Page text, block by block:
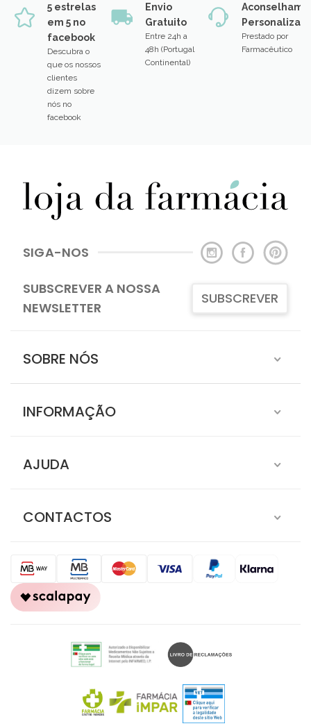
5 estrelas
em 5 no
facebook
Descubra o
que os nossos
clientes
dizem sobre
nós no
facebook
Envio
Gratuito
Entre 24h a
48h (Portugal
Continental)
Prestado por
Farmacêutico
SIGA-NOS
SUBSCREVER A NOSSA
NEWSLETTER
SUBSCREVER
SOBRE NÓS
INFORMAÇÃO
AJUDA
CONTACTOS